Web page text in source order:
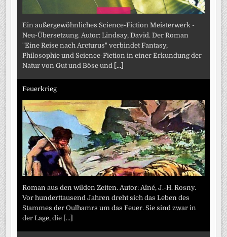
Ein außergewöhnliches Science-Fiction Meisterwerk -
Neu-Übersetzung. Autor: Lindsay, David. Der Roman
"Eine Reise nach Arcturus" verbindet Fantasy,
Philosophie und Science-Fiction in einer Erkundung der
Natur von Gut und Böse und
[...]
Feuerkrieg
Roman aus den wilden Zeiten. Autor: Aîné, J.-H. Rosny.
Vor hunderttausend Jahren dreht sich das Leben des
Stammes der Oulhamrs um das Feuer. Sie sind zwar in
der Lage, die [...]